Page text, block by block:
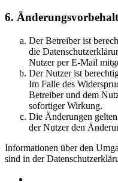
6. Änderungsvorbehalt
Der Betreiber ist
die
Nutzer per E-Mail
Der Nutzer ist
Im Falle des
Betreiber und dem
sofortiger Wirkung.
Die Änderungen
der Nutzer den
Informationen über den
sind in der